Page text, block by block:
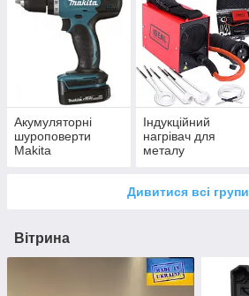
Акумуляторні
шуроповерти
Makita
Індукційний
нагрівач для
металу
Дивитися всі групи
Вітрина